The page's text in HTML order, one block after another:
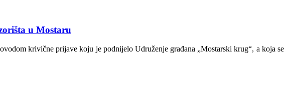
u Mostaru
krivične prijave koju je podnijelo Udruženje građana „Mostarski krug“, a koja se